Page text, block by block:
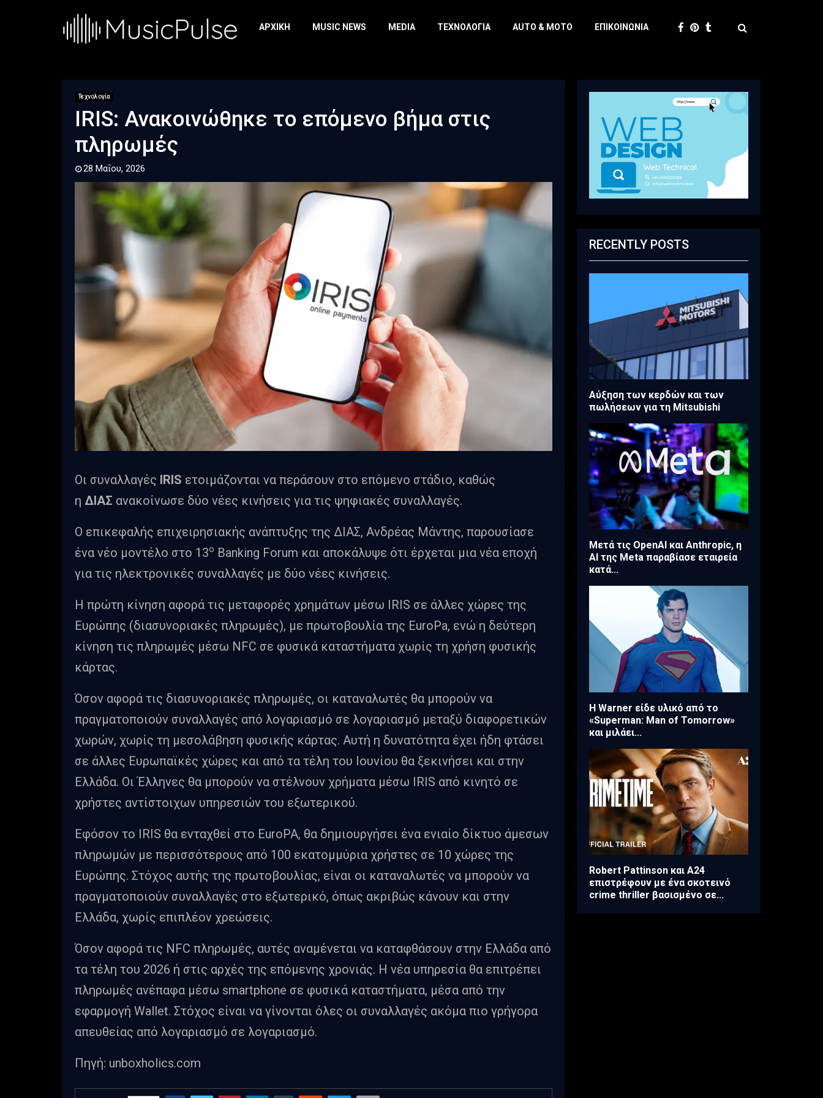
ΑΡΧΙΚΉ MUSIC NEWS MEDIA ΤΕΧΝΟΛΟΓΊΑ AUTO & MOTO ΕΠΙΚΟΙΝΩΝΊΑ
Τεχνολογία
IRIS: Ανακοινώθηκε το επόμενο βήμα στις
πληρωμές
28 Μαΐου, 2026
Οι συναλλαγές IRIS ετοιμάζονται να περάσουν στο επόμενο στάδιο, καθώς
η ΔΙΑΣ ανακοίνωσε δύο νέες κινήσεις για τις ψηφιακές συναλλαγές.
Ο επικεφαλής επιχειρησιακής ανάπτυξης της ΔΙΑΣ, Ανδρέας Μάντης, παρουσίασε
ένα νέο μοντέλο στο 13ο Banking Forum και αποκάλυψε ότι έρχεται μια νέα εποχή
για τις ηλεκτρονικές συναλλαγές με δύο νέες κινήσεις.
Η πρώτη κίνηση αφορά τις μεταφορές χρημάτων μέσω IRIS σε άλλες χώρες της
Ευρώπης (διασυνοριακές πληρωμές), με πρωτοβουλία της EuroPa, ενώ η δεύτερη
κίνηση τις πληρωμές μέσω NFC σε φυσικά καταστήματα χωρίς τη χρήση φυσικής
κάρτας.
Όσον αφορά τις διασυνοριακές πληρωμές, οι καταναλωτές θα μπορούν να
πραγματοποιούν συναλλαγές από λογαριασμό σε λογαριασμό μεταξύ διαφορετικών
χωρών, χωρίς τη μεσολάβηση φυσικής κάρτας. Αυτή η δυνατότητα έχει ήδη φτάσει
σε άλλες Ευρωπαϊκές χώρες και από τα τέλη του Ιουνίου θα ξεκινήσει και στην
Ελλάδα. Οι Έλληνες θα μπορούν να στέλνουν χρήματα μέσω IRIS από κινητό σε
χρήστες αντίστοιχων υπηρεσιών του εξωτερικού.
Εφόσον το IRIS θα ενταχθεί στο EuroPA, θα δημιουργήσει ένα ενιαίο δίκτυο άμεσων
πληρωμών με περισσότερους από 100 εκατομμύρια χρήστες σε 10 χώρες της
Ευρώπης. Στόχος αυτής της πρωτοβουλίας, είναι οι καταναλωτές να μπορούν να
πραγματοποιούν συναλλαγές στο εξωτερικό, όπως ακριβώς κάνουν και στην
Ελλάδα, χωρίς επιπλέον χρεώσεις.
Όσον αφορά τις NFC πληρωμές, αυτές αναμένεται να καταφθάσουν στην Ελλάδα από
τα τέλη του 2026 ή στις αρχές της επόμενης χρονιάς. Η νέα υπηρεσία θα επιτρέπει
πληρωμές ανέπαφα μέσω smartphone σε φυσικά καταστήματα, μέσα από την
εφαρμογή Wallet. Στόχος είναι να γίνονται όλες οι συναλλαγές ακόμα πιο γρήγορα
απευθείας από λογαριασμό σε λογαριασμό.
Πηγή: unboxholics.com
RECENTLY POSTS
Aύξηση των κερδών και των
πωλήσεων για τη Mitsubishi
Μετά τις OpenAI και Anthropic, η
AI της Meta παραβίασε εταιρεία
κατά...
Η Warner είδε υλικό από το
«Superman: Man of Tomorrow»
και μιλάει...
Robert Pattinson και A24
επιστρέφουν με ένα σκοτεινό
crime thriller βασισμένο σε...